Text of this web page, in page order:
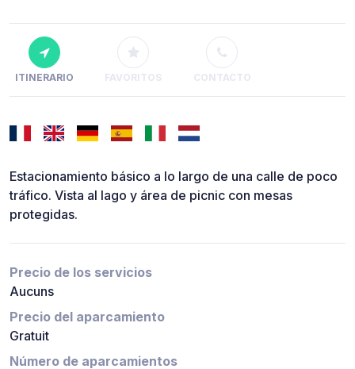
ITINERARIO FAVORITOS CONTACTO
Estacionamiento básico a lo largo de una calle de poco
tráfico. Vista al lago y área de picnic con mesas
protegidas.
Precio de los servicios
Aucuns
Precio del aparcamiento
Gratuit
Número de aparcamientos